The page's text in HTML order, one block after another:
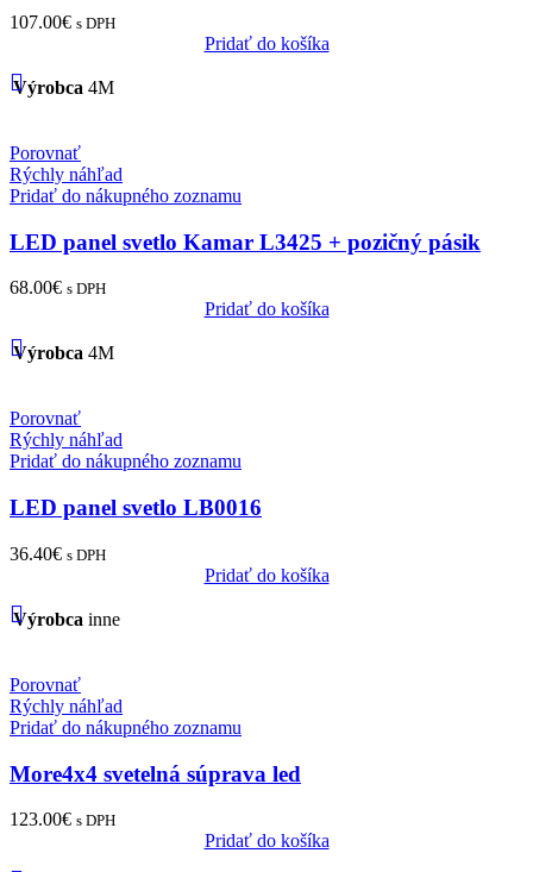
107.00€ s DPH
Pridať do košíka
Výrobca 4M
Porovnať
Rýchly náhľad
Pridať do nákupného zoznamu
LED panel svetlo Kamar L3425 + pozičný pásik
68.00€ s DPH
Pridať do košíka
Výrobca 4M
Porovnať
Rýchly náhľad
Pridať do nákupného zoznamu
LED panel svetlo LB0016
36.40€ s DPH
Pridať do košíka
Výrobca inne
Porovnať
Rýchly náhľad
Pridať do nákupného zoznamu
More4x4 svetelná súprava led
123.00€ s DPH
Pridať do košíka